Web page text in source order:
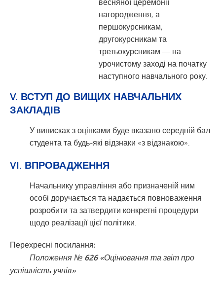
нагородження, а
першокурсникам,
другокурсникам та
третьокурсникам — на
урочистому заході на початку
наступного навчального року.
V. ВСТУП ДО ВИЩИХ НАВЧАЛЬНИХ
ЗАКЛАДІВ
У виписках з оцінками буде вказано середній бал
студента та будь-які відзнаки «з відзнакою».
VI. ВПРОВАДЖЕННЯ
Начальнику управління або призначеній ним
особі доручається та надається повноваження
розробити та затвердити конкретні процедури
щодо реалізації цієї політики.
Перехресні посилання:
Положення № 626 «Оцінювання та звіт про
успішність учнів»